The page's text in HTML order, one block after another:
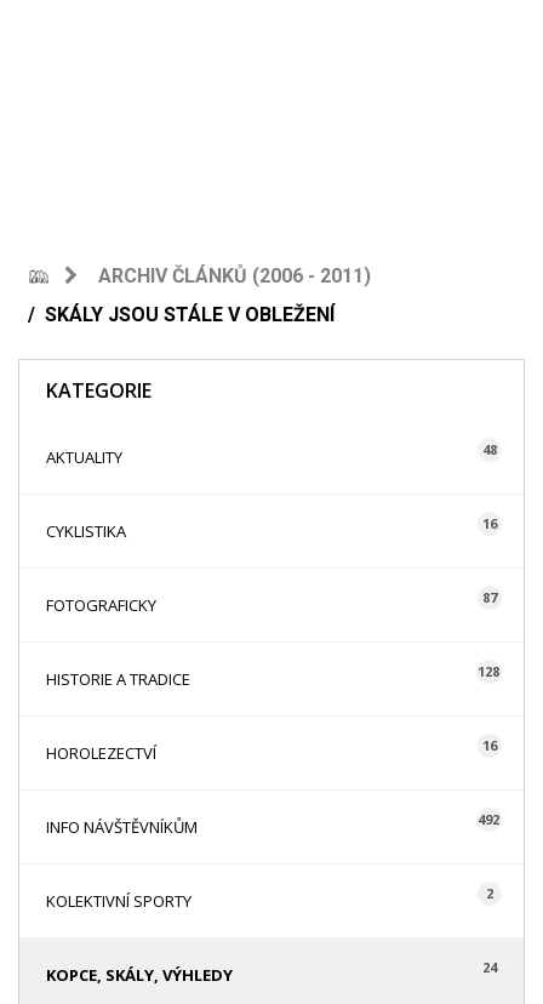
ARCHIV ČLÁNKŮ (2006 - 2011)
SKÁLY JSOU STÁLE V OBLEŽENÍ
KATEGORIE
AKTUALITY 48
CYKLISTIKA 16
FOTOGRAFICKY 87
HISTORIE A TRADICE 128
HOROLEZECTVÍ 16
INFO NÁVŠTĚVNÍKŮM 492
KOLEKTIVNÍ SPORTY 2
KOPCE, SKÁLY, VÝHLEDY 24